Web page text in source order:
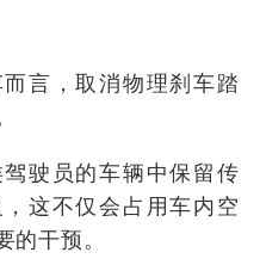
言，取消物理刹车踏
驶员的车辆中保留传
这不仅会占用车内空
干预。